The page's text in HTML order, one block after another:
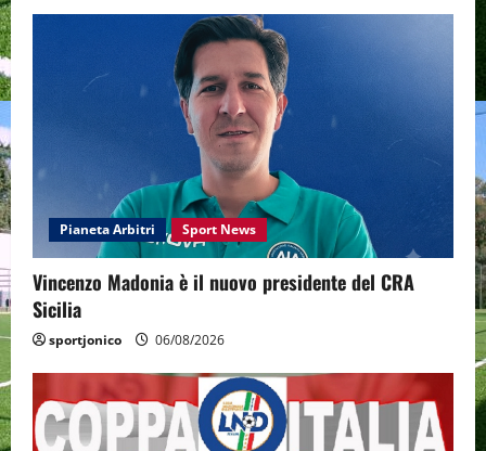
Pianeta Arbitri Sport News
Vincenzo Madonia è il nuovo presidente del CRA
Sicilia
sportjonico 06/08/2026